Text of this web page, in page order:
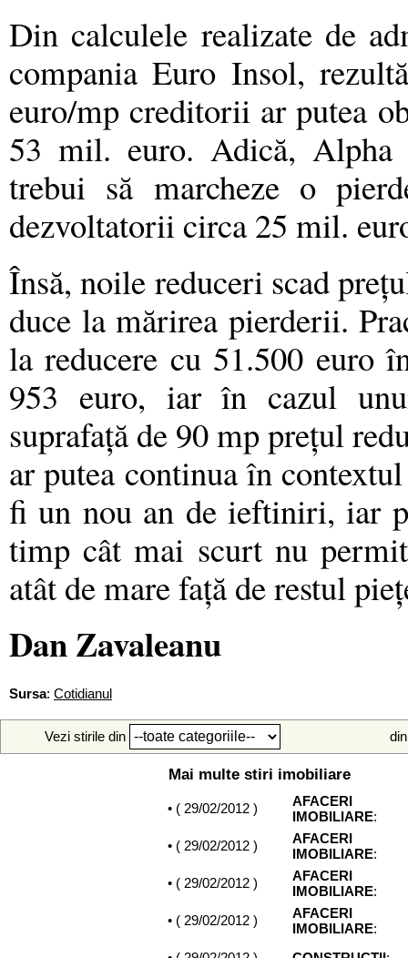
Din calculele realizate de
compania Euro Insol,
euro/mp creditorii ar putea
53 mil. euro. Adică,
trebui să marcheze o
dezvoltatorii circa 25 mil.
Însă, noile reduceri scad
duce la mărirea pierderii.
la reducere cu 51.500 euro
953 euro, iar în cazul
suprafaţă de 90 mp preţul
ar putea continua în
fi un nou an de ieftiniri, iar
timp cât mai scurt nu
atât de mare faţă de restul
Dan Zavaleanu
Sursa: Cotidianul
Vezi stirile din
Mai multe stiri imobiliare
• ( 29/02/2012 )
AFACERI
IMOBILIARE:
• ( 29/02/2012 )
AFACERI
IMOBILIARE:
• ( 29/02/2012 )
AFACERI
IMOBILIARE:
• ( 29/02/2012 )
AFACERI
IMOBILIARE: